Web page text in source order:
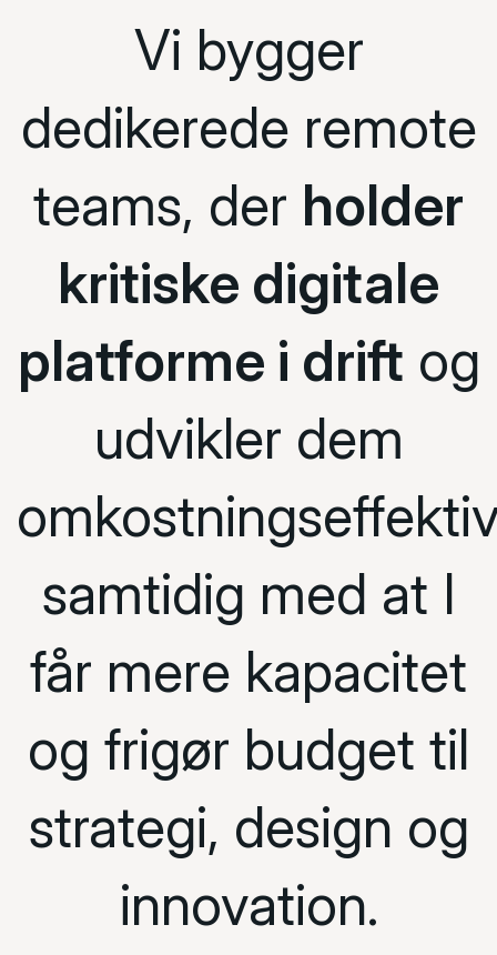
Vi bygger
dedikerede remote
teams, der holder
kritiske digitale
platforme i drift og
udvikler dem
samtidig med at I
får mere kapacitet
og frigør budget til
strategi, design og
innovation.